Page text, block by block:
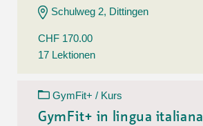
Schulweg 2, Dittingen
CHF 170.00
17 Lektionen
GymFit+ / Kurs
GymFit+ in lingua italiana